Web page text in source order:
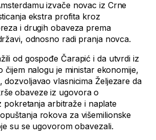
izvače novac iz Crne
ekstra profita kroz
i drugih obaveza prema
odnosno radi pranja novca.
od gospođe Čarapić i da utvrdi iz
čijem nalogu je ministar ekonomije,
dozvoljavao vlasnicima Željezare da
obaveze iz ugovora o
pokretanja arbitraže i naplate
rokova za višemilionske
su se ugovorom obavezali.